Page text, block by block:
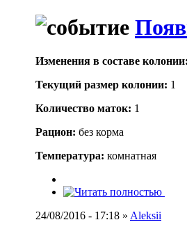
Изменения в составе
Текущий размер кoлонии: 1
Количество маток: 1
Рацион: без корма
Температура: комнатная
24/08/2016 - 17:18 » Aleksii